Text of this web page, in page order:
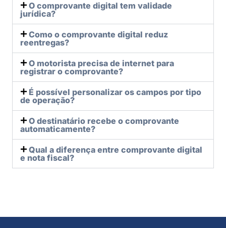
O comprovante digital tem validade
jurídica?
Como o comprovante digital reduz
reentregas?
O motorista precisa de internet para
registrar o comprovante?
É possível personalizar os campos por tipo
de operação?
O destinatário recebe o comprovante
automaticamente?
Qual a diferença entre comprovante digital
e nota fiscal?